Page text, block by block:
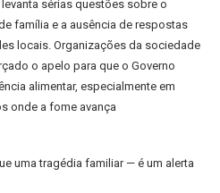
sérias questões sobre o
família e a ausência de respostas
locais. Organizações da sociedade
o apelo para que o Governo
alimentar, especialmente em
onde a fome avança
uma tragédia familiar — é um alerta